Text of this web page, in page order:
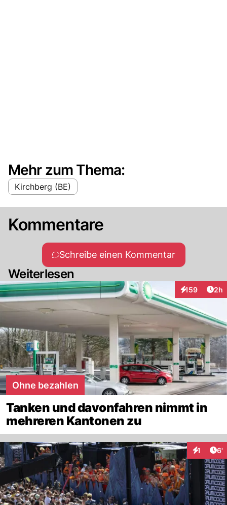
Mehr zum Thema:
Kirchberg (BE)
Kommentare
Schreibe einen Kommentar
Weiterlesen
159
Interaktionen
2h
Ohne bezahlen
Tanken und davonfahren nimmt in
mehreren Kantonen zu
1 6'